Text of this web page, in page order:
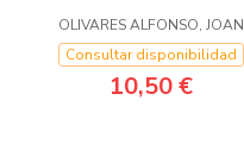
OLIVARES ALFONSO, JOAN
Consultar disponibilidad
10,50 €